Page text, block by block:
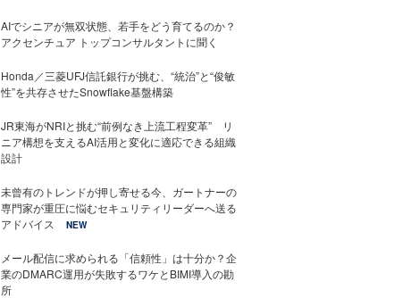
AIでシニアが無双状態、若手をどう育てるのか？
アクセンチュア トップコンサルタントに聞く
Honda／三菱UFJ信託銀行が挑む、“統治”と“俊敏
性”を共存させたSnowflake基盤構築
JR東海がNRIと挑む“前例なき上流工程変革” リ
ニア構想を支えるAI活用と変化に適応できる組織
設計
未曾有のトレンドが押し寄せる今、ガートナーの
専門家が重圧に悩むセキュリティリーダーへ送る
アドバイス
NEW
メール配信に求められる「信頼性」は十分か？企
業のDMARC運用が失敗するワケとBIMI導入の勘
所